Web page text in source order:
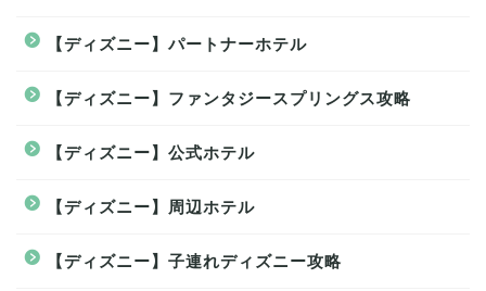
【ディズニー】パートナーホテル
【ディズニー】ファンタジースプリングス攻略
【ディズニー】公式ホテル
【ディズニー】周辺ホテル
【ディズニー】子連れディズニー攻略